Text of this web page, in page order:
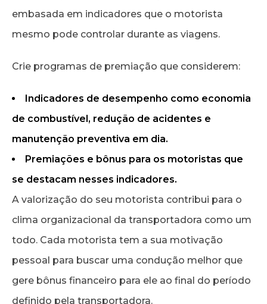
embasada em indicadores que o motorista
mesmo pode controlar durante as viagens.
Crie programas de premiação que considerem:
Indicadores de desempenho como economia
de combustível, redução de acidentes e
manutenção preventiva em dia.
Premiações e bônus para os motoristas que
se destacam nesses indicadores.
A valorização do seu motorista contribui para o
clima organizacional da transportadora como um
todo. Cada motorista tem a sua motivação
pessoal para buscar uma condução melhor que
gere bônus financeiro para ele ao final do período
definido pela transportadora.